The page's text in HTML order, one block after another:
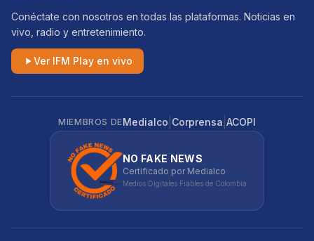
Conéctate con nosotros en todas las plataformas. Noticias en
vivo, radio y entretenimiento.
Ver IFM Play en vivo
MIEMBROS DEMedialco Corprensa ACOPI
NO FAKE NEWS
Certificado por Medialco
Medios Digitales Fiables de Colombia